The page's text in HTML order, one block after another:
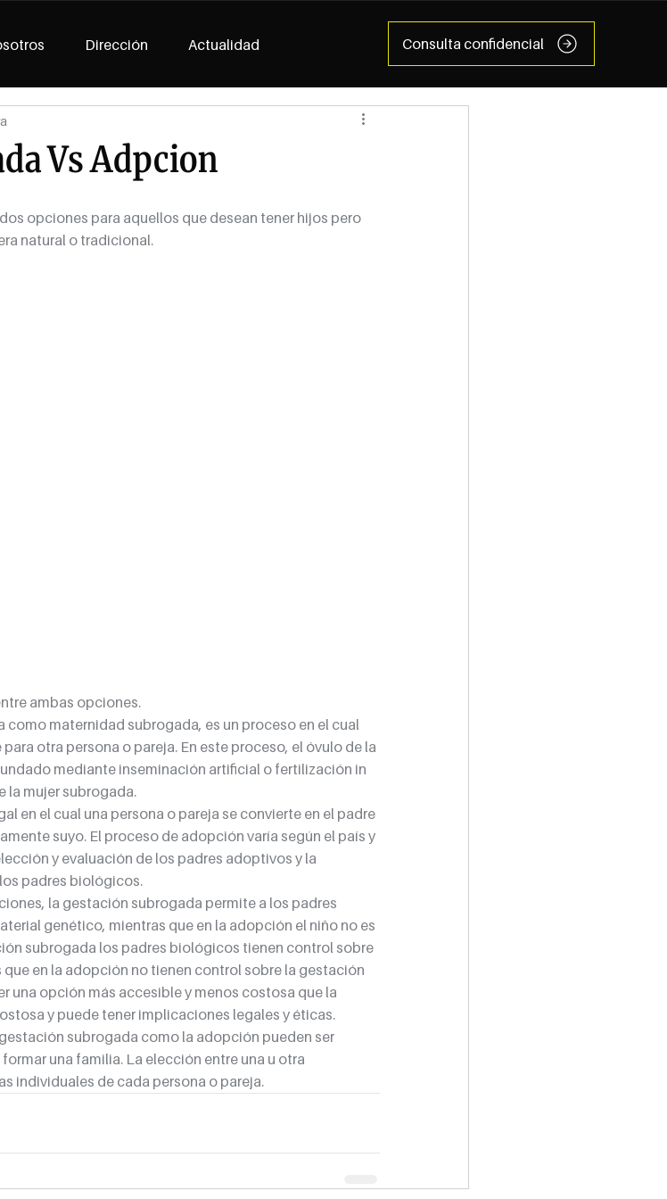
Dirección Actualidad Consulta confidencial
Vs Adpcion
opciones para aquellos que desean tener hijos pero
natural o tradicional.
ambas opciones.
maternidad subrogada, es un proceso en el cual
otra persona o pareja. En este proceso, el óvulo de la
mediante inseminación artificial o fertilización in
la mujer subrogada.
en el cual una persona o pareja se convierte en el padre
suyo. El proceso de adopción varía según el país y
y evaluación de los padres adoptivos y la
padres biológicos.
la gestación subrogada permite a los padres
genético, mientras que en la adopción el niño no es
subrogada los padres biológicos tienen control sobre
en la adopción no tienen control sobre la gestación
una opción más accesible y menos costosa que la
y puede tener implicaciones legales y éticas.
subrogada como la adopción pueden ser
una familia. La elección entre una u otra
individuales de cada persona o pareja.